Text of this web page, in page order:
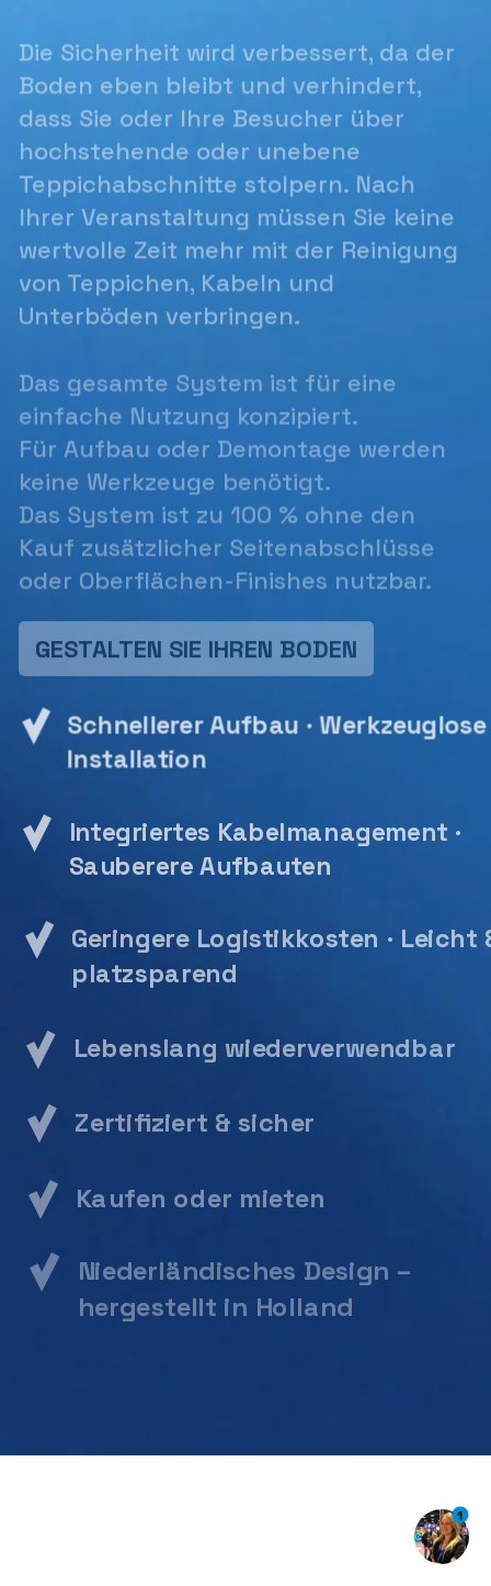
Die Sicherheit wird verbessert, da der
Boden eben bleibt und verhindert,
dass Sie oder Ihre Besucher über
hochstehende oder unebene
Teppichabschnitte stolpern. Nach
Ihrer Veranstaltung müssen Sie keine
wertvolle Zeit mehr mit der Reinigung
von Teppichen, Kabeln und
Unterböden verbringen.
Das gesamte System ist für eine
einfache Nutzung konzipiert.
Für Aufbau oder Demontage werden
keine Werkzeuge benötigt.
Das System ist zu 100 % ohne den
Kauf zusätzlicher Seitenabschlüsse
oder Oberflächen-Finishes nutzbar.
GESTALTEN SIE IHREN BODEN
Schnellerer Aufbau · Werkzeuglose
Installation
Integriertes Kabelmanagement ·
Sauberere Aufbauten
Geringere Logistikkosten · Leicht
platzsparend
Lebenslang wiederverwendbar
Zertifiziert & sicher
Kaufen oder mieten
Niederländisches Design –
hergestellt in Holland
1